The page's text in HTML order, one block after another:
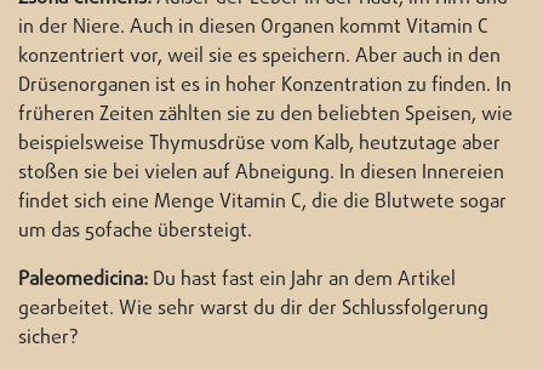
in der Niere. Auch in diesen Organen kommt Vitamin C
konzentriert vor, weil sie es speichern. Aber auch in den
Drüsenorganen ist es in hoher Konzentration zu finden. In
früheren Zeiten zählten sie zu den beliebten Speisen, wie
beispielsweise Thymusdrüse vom Kalb, heutzutage aber
stoßen sie bei vielen auf Abneigung. In diesen Innereien
findet sich eine Menge Vitamin C, die die Blutwete sogar
um das 50fache übersteigt.
Paleomedicina: Du hast fast ein Jahr an dem Artikel
gearbeitet. Wie sehr warst du dir der Schlussfolgerung
sicher?